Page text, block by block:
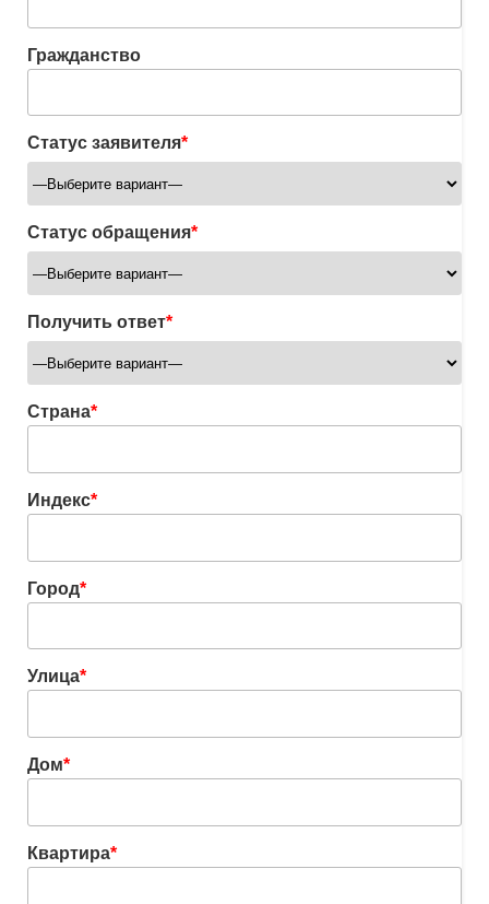
Гражданство
Статус заявителя*
Статус обращения*
Получить ответ*
Страна*
Индекс*
Город*
Улица*
Дом*
Квартира*